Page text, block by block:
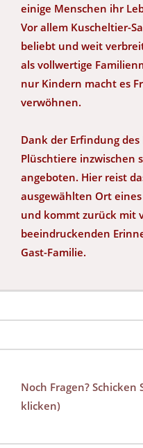
einige Menschen ihr
Vor allem Kuscheltier-
beliebt und weit
als vollwertige
nur Kindern macht es
verwöhnen.
Dank der Erfindung
Plüschtiere inzwischen
angeboten. Hier reist
ausgewählten Ort
und kommt zurück mit
beeindruckenden
Gast-Familie.
Noch Fragen?
klicken)